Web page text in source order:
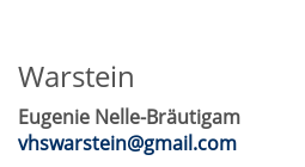
Warstein
Eugenie Nelle-Bräutigam
vhswarstein@gmail.com